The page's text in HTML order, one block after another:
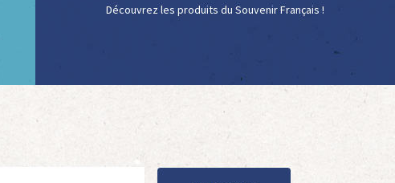
Découvrez les produits du Souvenir Français !